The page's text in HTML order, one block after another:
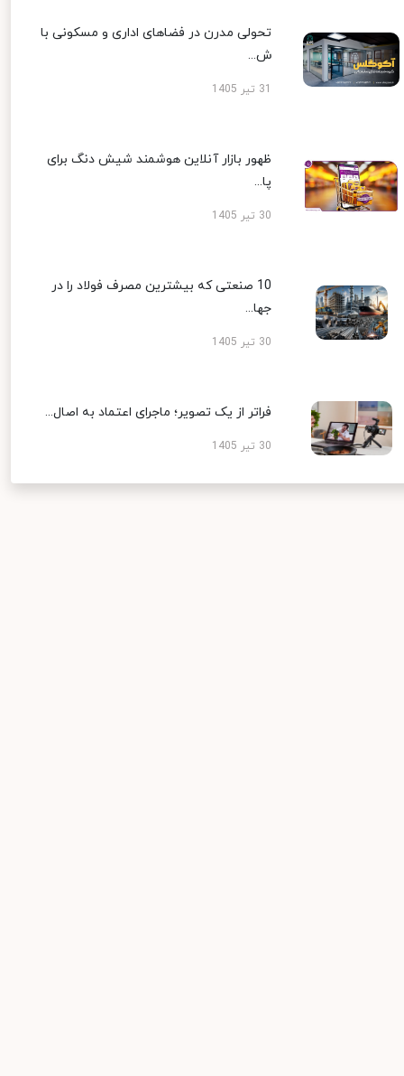
تحولی مدرن در فضاهای اداری و مسکونی با
ش...
ظهور بازار آنلاین هوشمند شیش دنگ برای
پا...
30 تیر 1405
10 صنعتی که بیشترین مصرف فولاد را در
جها...
30 تیر 1405
فراتر از یک تصویر؛ ماجرای اعتماد به اصال...
30 تیر 1405